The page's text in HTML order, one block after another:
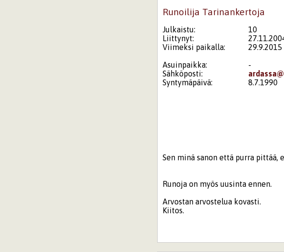
Runoilija Tarinankertoja
Julkaistu:
10
Liittynyt:
Viimeksi paikalla:
29.9.2015
Asuinpaikka:
-
Sähköposti:
Syntymäpäivä:
8.7.1990
Sen minä sanon että purra pittää,
Runoja on myös uusinta ennen.
Arvostan arvostelua kovasti.
Kiitos.